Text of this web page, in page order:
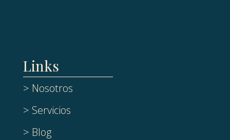
Links
> Nosotros
> Servicios
> Blog